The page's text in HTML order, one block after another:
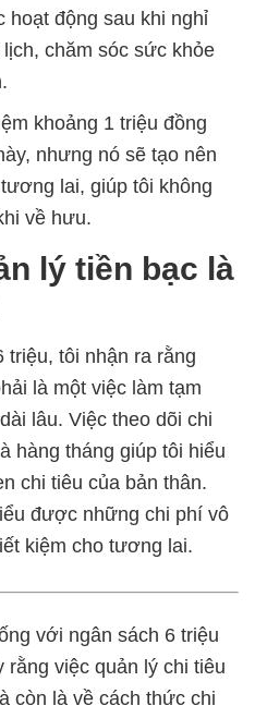
hoạt động sau khi nghỉ
chăm sóc sức khỏe
khoảng 1 triệu đồng
nhưng nó sẽ tạo nên
lai, giúp tôi không
về hưu.
lý tiền bạc là
triệu, tôi nhận ra rằng
là một việc làm tạm
lâu. Việc theo dõi chi
hàng tháng giúp tôi hiểu
chi tiêu của bản thân.
được những chi phí vô
kiệm cho tương lai.
với ngân sách 6 triệu
rằng việc quản lý chi tiêu
còn là về cách thức chi